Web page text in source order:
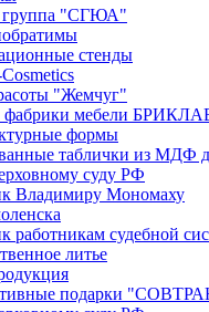
группа "СГЮА"
стенды
"Жемчуг"
фабрики мебели
формы
таблички из МДФ
суду РФ
Владимиру Мономаху
работникам судебной
литье
подарки